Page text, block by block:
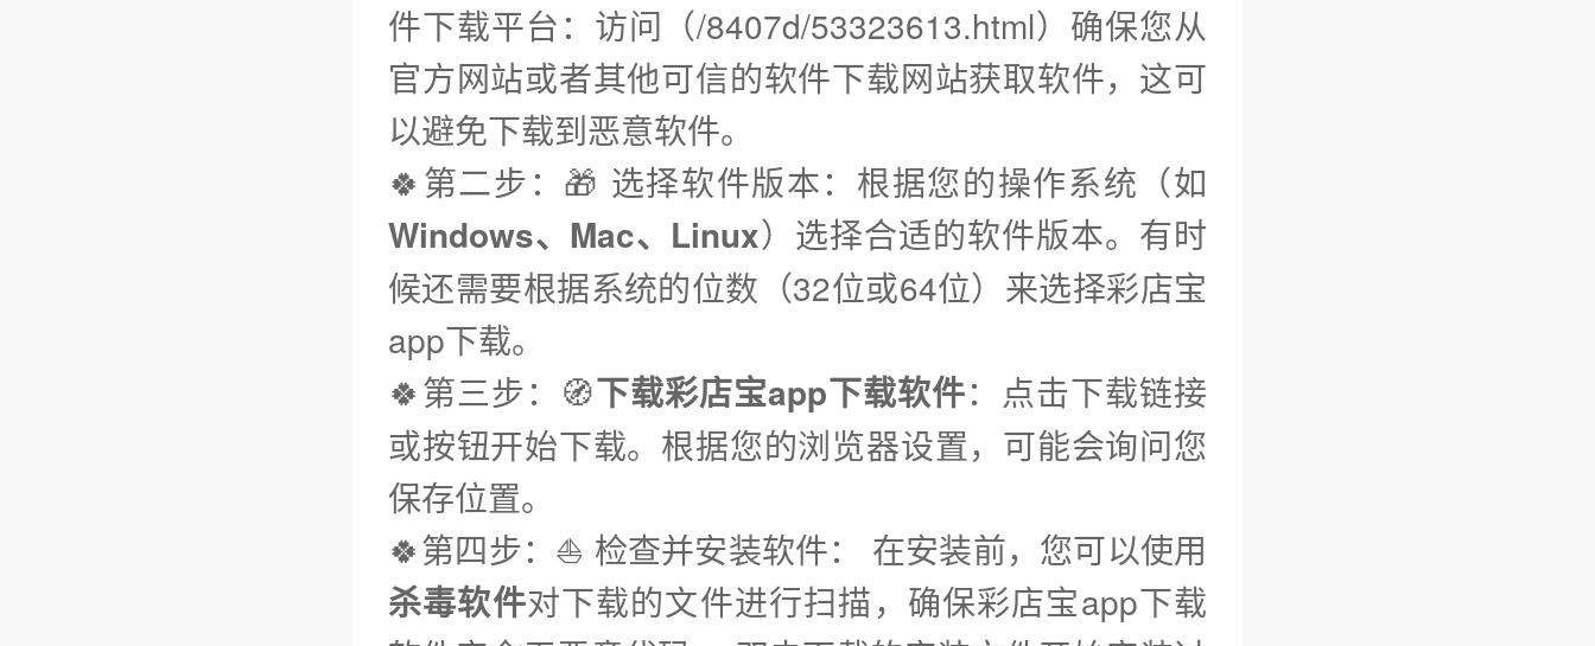
件下载平台：访问（/8407d/53323613.html）确保您从
官方网站或者其他可信的软件下载网站获取软件，这可
以避免下载到恶意软件。
🍀第二步：🎁 选择软件版本：根据您的操作系统（如
Windows、Mac、Linux）选择合适的软件版本。有时
候还需要根据系统的位数（32位或64位）来选择彩店宝
app下载。
🍀第三步：🧭下载彩店宝app下载软件：点击下载链接
或按钮开始下载。根据您的浏览器设置，可能会询问您
保存位置。
🍀第四步：⛵️ 检查并安装软件： 在安装前，您可以使用
杀毒软件对下载的文件进行扫描，确保彩店宝app下载